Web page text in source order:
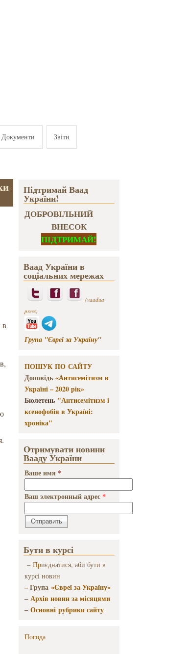
Документи Звіти
в
Підтримай Ваад
України!
ДОБРОВІЛЬНИЙ
ВНЕСОК
ПІДТРИМАЙ!
Ваад України в
соціальних мережах
(vaadua
press)
Група "Євреї за Україну"
ПОШУК ПО САЙТУ
Доповідь «Антисемітизм в
Україні – 2020 рік»
Бюлетень "Антисемітизм і
ксенофобія в Україні:
хроніка"
Отримувати новини
Вааду України
Ваше имя *
Ваш электронный адрес *
Бути в курсі
– Приєднатися, аби бути в
курсі новин
– Група «Євреї за Україну»
–Архів новин за місяцями
–Основні рубрики сайту
Погода